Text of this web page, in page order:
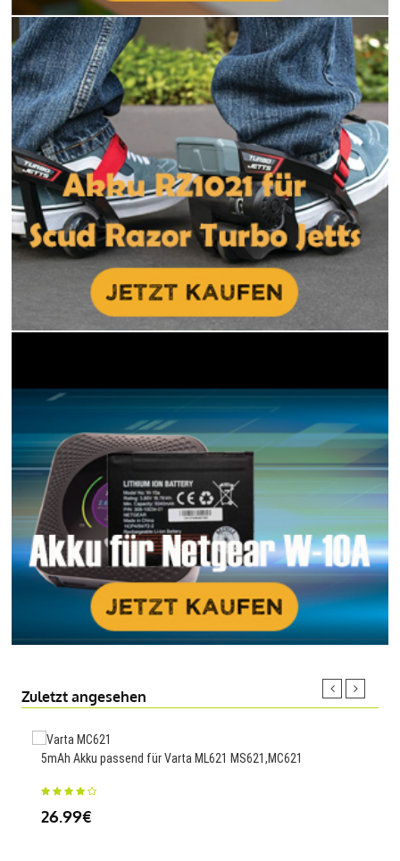
Zuletzt angesehen
5mAh Akku passend für Varta ML621 MS621,MC621
26.99€